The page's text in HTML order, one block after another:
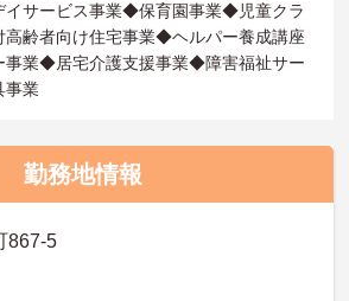
イサービス事業◆保育園事業◆児童クラ
齢者向け住宅事業◆ヘルパー養成講座
業◆居宅介護支援事業◆障害福祉サー
事業
勤務地情報
867-5